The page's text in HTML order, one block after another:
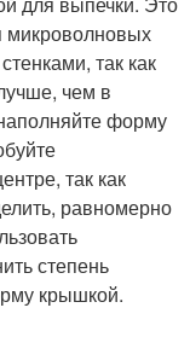
микроволновых
так как
чем в
форму
так как
равномерно
степень
крышкой.